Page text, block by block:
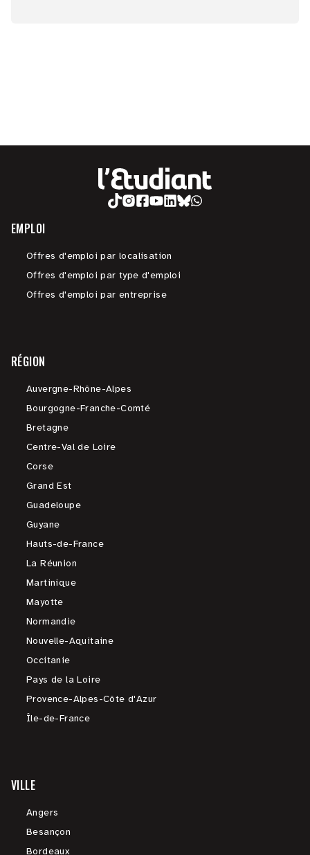
EMPLOI
Offres d'emploi par localisation
Offres d'emploi par type d'emploi
Offres d'emploi par entreprise
RÉGION
Auvergne-Rhône-Alpes
Bourgogne-Franche-Comté
Bretagne
Centre-Val de Loire
Corse
Grand Est
Guadeloupe
Guyane
Hauts-de-France
La Réunion
Martinique
Mayotte
Normandie
Nouvelle-Aquitaine
Occitanie
Pays de la Loire
Provence-Alpes-Côte d'Azur
Île-de-France
VILLE
Angers
Besançon
Bordeaux